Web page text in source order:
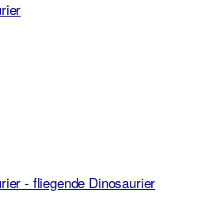
- fliegende Dinosaurier